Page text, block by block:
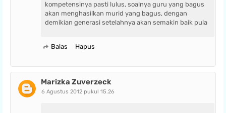
kompetensinya pasti lulus, soalnya guru yang bagus
akan menghasilkan murid yang bagus, dengan
demikian generasi setelahnya akan semakin baik pula
Balas Hapus
Marizka Zuverzeck
6 Agustus 2012 pukul 15.26